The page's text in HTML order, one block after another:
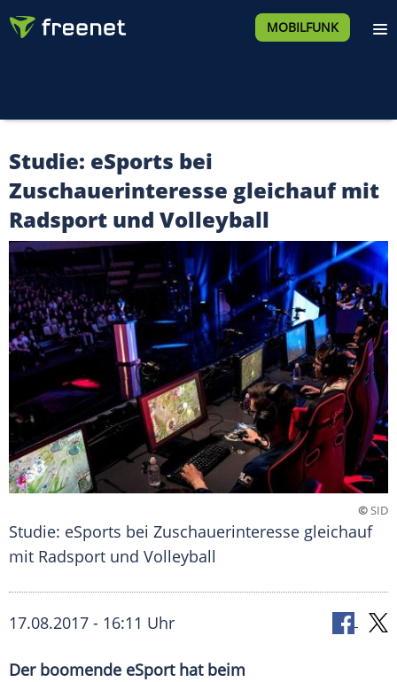
MOBILFUNK
Studie: eSports bei
Zuschauerinteresse gleichauf mit
Radsport und Volleyball
©SID
Studie: eSports bei Zuschauerinteresse gleichauf
mit Radsport und Volleyball
17.08.2017 - 16:11 Uhr
Der boomende eSport hat beim